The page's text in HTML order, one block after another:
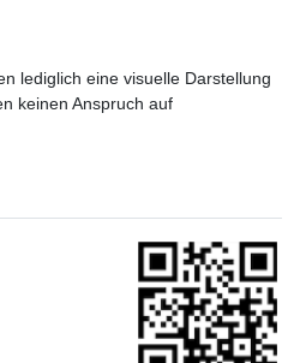
lediglich eine visuelle Darstellung
keinen Anspruch auf